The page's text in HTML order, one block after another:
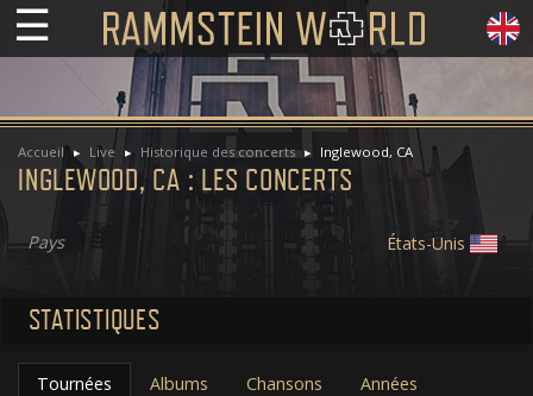
☰
Accueil Live Historique des concerts Inglewood, CA
INGLEWOOD, CA : LES CONCERTS
Pays États-Unis
STATISTIQUES
Tournées Albums Chansons Années